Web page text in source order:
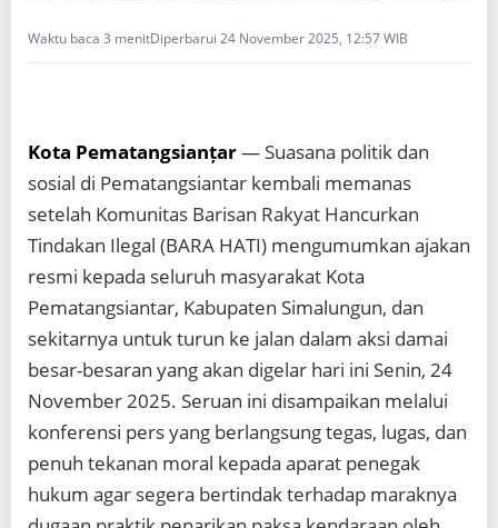
u
n
u
n
i
a
a
k
u
r
n
K
Waktu baca 3 menitDiperbarui 24 November 2025, 12:57 WIB
Kota Pematangsianțar— Suasana politik dan
sosial di Pematangsiantar kembali memanas
setelah Komunitas Barisan Rakyat Hancurkan
Tindakan Ilegal (BARA HATI) mengumumkan ajakan
resmi kepada seluruh masyarakat Kota
Pematangsiantar, Kabupaten Simalungun, dan
sekitarnya untuk turun ke jalan dalam aksi damai
besar-besaran yang akan digelar hari ini Senin, 24
November 2025. Seruan ini disampaikan melalui
konferensi pers yang berlangsung tegas, lugas, dan
penuh tekanan moral kepada aparat penegak
hukum agar segera bertindak terhadap maraknya